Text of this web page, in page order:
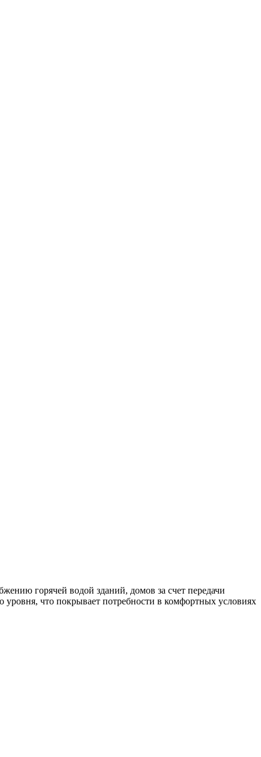
горячей водой зданий, домов за счет передачи
уровня, что покрывает потребности в комфортных условиях